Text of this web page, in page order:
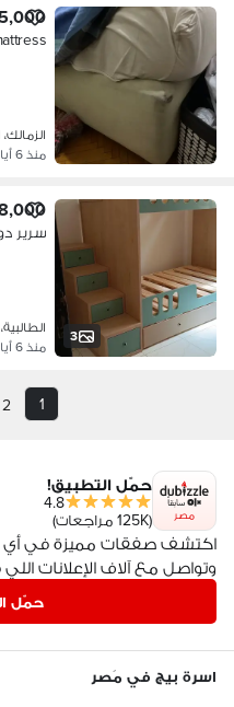
5,000 ج.م
منذ 6 أيام
3
18,000
سرير دورين
منذ 6 أيام
1
2
مصر
حمّل التطبيق!
4.8
(125K مراجعات)
اكتشف صفقات مميزة في أي
وتواصل مع آلاف الإعلانات
حمّل
اسرة بيج في مَصر